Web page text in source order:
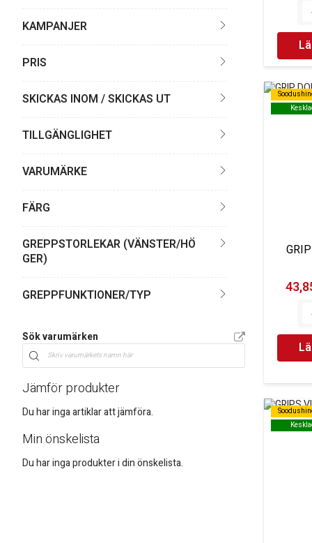
KAMPANJER
PRIS
SKICKAS INOM / SKICKAS UT
TILLGÄNGLIGHET
VARUMÄRKE
FÄRG
GREPPSTORLEKAR (VÄNSTER/HÖ
GER)
GREPPFUNKTIONER/TYP
Sök varumärken
Jämför produkter
Du har inga artiklar att jämföra.
Min önskelista
Du har inga produkter i din önskelista.